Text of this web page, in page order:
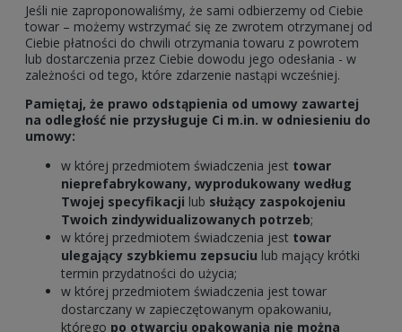
Jeśli nie zaproponowaliśmy, że sami odbierzemy od Ciebie
towar – możemy wstrzymać się ze zwrotem otrzymanej od
Ciebie płatności do chwili otrzymania towaru z powrotem
lub dostarczenia przez Ciebie dowodu jego odesłania - w
zależności od tego, które zdarzenie nastąpi wcześniej.
Pamiętaj, że prawo odstąpienia od umowy zawartej
na odległość nie przysługuje Ci m.in. w odniesieniu do
umowy:
w której przedmiotem świadczenia jest towar
nieprefabrykowany, wyprodukowany według
Twojej specyfikacji lub służący zaspokojeniu
Twoich zindywidualizowanych potrzeb;
w której przedmiotem świadczenia jest towar
ulegający szybkiemu zepsuciu lub mający krótki
termin przydatności do użycia;
w której przedmiotem świadczenia jest towar
dostarczany w zapieczętowanym opakowaniu,
którego po otwarciu opakowania nie można